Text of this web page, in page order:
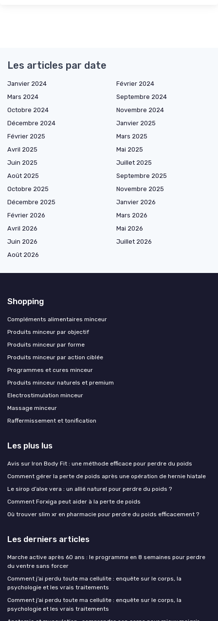
Les articles par date
Janvier 2024
Février 2024
Mars 2024
Septembre 2024
Octobre 2024
Novembre 2024
Décembre 2024
Janvier 2025
Février 2025
Mars 2025
Avril 2025
Mai 2025
Juin 2025
Juillet 2025
Août 2025
Septembre 2025
Octobre 2025
Novembre 2025
Décembre 2025
Janvier 2026
Février 2026
Mars 2026
Avril 2026
Mai 2026
Juin 2026
Juillet 2026
Août 2026
Shopping
Compléments alimentaires minceur
Produits minceur par objectif
Produits minceur par forme
Produits minceur par action ciblée
Programmes et cures minceur
Produits minceur naturels et premium
Electrostimulation minceur
Massage minceur
Raffermissement et tonification
Les plus lus
Avis sur Iron Body Fit : une méthode efficace pour perdre du poids
Comment gérer la perte de poids après une opération de hernie hiatale
Le sirop d’aloe vera : un allié naturel pour perdre du poids ?
Comment Forxiga peut aider à la perte de poids
Où trouver slim xr en pharmacie pour perdre du poids efficacement ?
Les derniers articles
Marche active après 60 ans : le programme en 8 semaines pour perdre
du ventre sans forcer
Comment j’ai perdu toute ma cellulite : enquête sur le corps, la
psychologie et les vrais traitements
Comment j’ai perdu toute ma cellulite : enquête sur le corps, la
psychologie et les vrais traitements